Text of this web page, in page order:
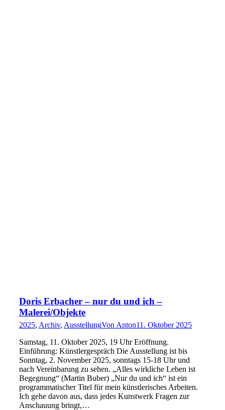
Doris Erbacher – nur du und ich –
Malerei/Objekte
2025, Archiv, AusstellungVon Anton11. Oktober 2025
Samstag, 11. Oktober 2025, 19 Uhr Eröffnung.
Einführung: Künstlergespräch Die Ausstellung ist bis
Sonntag, 2. November 2025, sonntags 15-18 Uhr und
nach Vereinbarung zu sehen. „Alles wirkliche Leben ist
Begegnung“ (Martin Buber) „Nur du und ich“ ist ein
programmatischer Titel für mein künstlerisches Arbeiten.
Ich gehe davon aus, dass jedes Kunstwerk Fragen zur
Anschauung bringt,…